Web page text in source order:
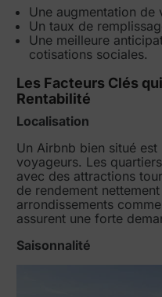
Une augmentation de
Un taux de
Une meilleure
cotisations sociales.
Les Facteurs Clés
Rentabilité
Localisation
Un Airbnb bien situé
voyageurs. Les
avec des attractions
de rendement
arrondissements
assurent une forte
Saisonnalité